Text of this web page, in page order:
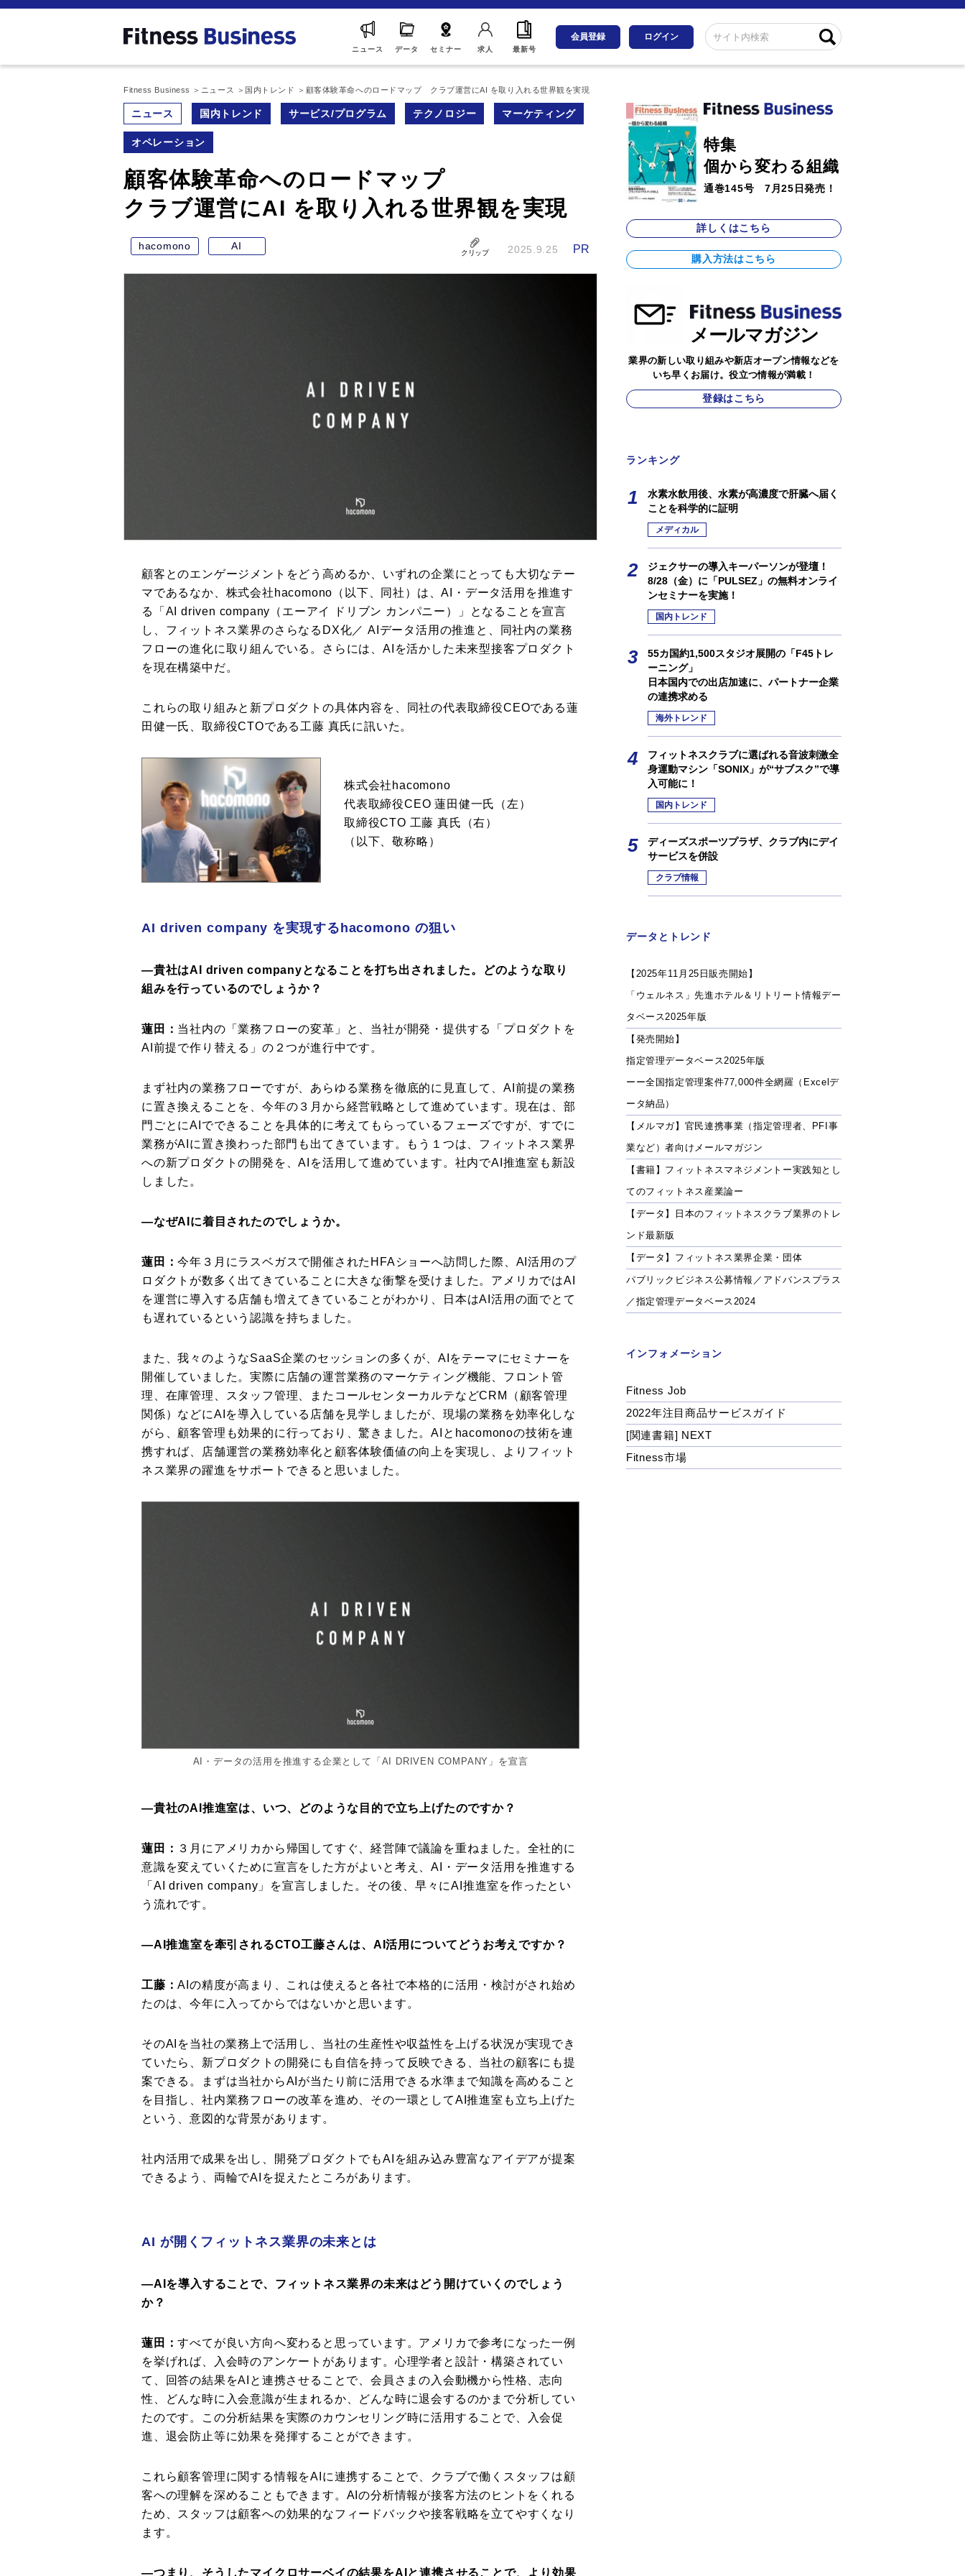
ニュース データ セミナー 求人 最新号
会員登録 ログイン
Fitness Business ニュース 国内トレンド 顧客体験革命へのロードマップ クラブ運営にAI を取り入れる世界観を実現
ニュース 国内トレンド サービス/プログラム テクノロジー マーケティング
オペレーション
顧客体験革命へのロードマップ
クラブ運営にAI を取り入れる世界観を実現
hacomono AI
クリップ 2025.9.25 PR
顧客とのエンゲージメントをどう高めるか、いずれの企業にとっても大切なテー
マであるなか、株式会社hacomono（以下、同社）は、AI・データ活用を推進す
る「AI driven company（エーアイ ドリブン カンパニー）」となることを宣言
し、フィットネス業界のさらなるDX化／ AIデータ活用の推進と、同社内の業務
フローの進化に取り組んでいる。さらには、AIを活かした未来型接客プロダクト
を現在構築中だ。
これらの取り組みと新プロダクトの具体内容を、同社の代表取締役CEOである蓮
田健一氏、取締役CTOである工藤 真氏に訊いた。
株式会社hacomono
代表取締役CEO 蓮田健一氏（左）
取締役CTO 工藤 真氏（右）
（以下、敬称略）
AI driven company を実現するhacomono の狙い
―貴社はAI driven companyとなることを打ち出されました。どのような取り
組みを行っているのでしょうか？
蓮田： 当社内の「業務フローの変革」と、当社が開発・提供する「プロダクトを
AI前提で作り替える」の２つが進行中です。
まず社内の業務フローですが、あらゆる業務を徹底的に見直して、AI前提の業務
に置き換えることを、今年の３月から経営戦略として進めています。現在は、部
門ごとにAIでできることを具体的に考えてもらっているフェーズですが、すでに
業務がAIに置き換わった部門も出てきています。もう１つは、フィットネス業界
への新プロダクトの開発を、AIを活用して進めています。社内でAI推進室も新設
しました。
―なぜAIに着目されたのでしょうか。
蓮田：今年３月にラスベガスで開催されたHFAショーへ訪問した際、AI活用のプ
ロダクトが数多く出てきていることに大きな衝撃を受けました。アメリカではAI
を運営に導入する店舗も増えてきていることがわかり、日本はAI活用の面でとて
も遅れているという認識を持ちました。
また、我々のようなSaaS企業のセッションの多くが、AIをテーマにセミナーを
開催していました。実際に店舗の運営業務のマーケティング機能、フロント管
理、在庫管理、スタッフ管理、またコールセンターカルテなどCRM（顧客管理
関係）などにAIを導入している店舗を見学しましたが、現場の業務を効率化しな
がら、顧客管理も効果的に行っており、驚きました。AIとhacomonoの技術を連
携すれば、店舗運営の業務効率化と顧客体験価値の向上を実現し、よりフィット
ネス業界の躍進をサポートできると思いました。
AI・データの活用を推進する企業として「AI DRIVEN COMPANY」を宣言
―貴社のAI推進室は、いつ、どのような目的で立ち上げたのですか？
蓮田： ３月にアメリカから帰国してすぐ、経営陣で議論を重ねました。全社的に
意識を変えていくために宣言をした方がよいと考え、AI・データ活用を推進する
「AI driven company」を宣言しました。その後、早々にAI推進室を作ったとい
う流れです。
―AI推進室を牽引されるCTO工藤さんは、AI活用についてどうお考えですか？
工藤：AIの精度が高まり、これは使えると各社で本格的に活用・検討がされ始め
たのは、今年に入ってからではないかと思います。
そのAIを当社の業務上で活用し、当社の生産性や収益性を上げる状況が実現でき
ていたら、新プロダクトの開発にも自信を持って反映できる、当社の顧客にも提
案できる。まずは当社からAIが当たり前に活用できる水準まで知識を高めること
を目指し、社内業務フローの改革を進め、その一環としてAI推進室も立ち上げた
という、意図的な背景があります。
社内活用で成果を出し、開発プロダクトでもAIを組み込み豊富なアイデアが提案
できるよう、両輪でAIを捉えたところがあります。
AI が開くフィットネス業界の未来とは
―AIを導入することで、フィットネス業界の未来はどう開けていくのでしょう
か？
蓮田：すべてが良い方向へ変わると思っています。アメリカで参考になった一例
を挙げれば、入会時のアンケートがあります。心理学者と設計・構築されてい
て、回答の結果をAIと連携させることで、会員さまの入会動機から性格、志向
性、どんな時に入会意識が生まれるか、どんな時に退会するのかまで分析してい
たのです。この分析結果を実際のカウンセリング時に活用することで、入会促
進、退会防止等に効果を発揮することができます。
これら顧客管理に関する情報をAIに連携することで、クラブで働くスタッフは顧
客への理解を深めることもできます。AIの分析情報が接客方法のヒントをくれる
ため、スタッフは顧客への効果的なフィードバックや接客戦略を立てやすくなり
ます。
―つまり、そうしたマイクロサーベイの結果をAIと連携させることで、より効果
特集
個から変わる組織
通巻145号 7月25日発売！
詳しくはこちら
購入方法はこちら
メールマガジン
業界の新しい取り組みや新店オープン情報などを
いち早くお届け。役立つ情報が満載！
登録はこちら
ランキング
水素水飲用後、水素が高濃度で肝臓へ届く
ことを科学的に証明
メディカル
ジェクサーの導入キーパーソンが登壇！
8/28（金）に「PULSEZ」の無料オンライ
ンセミナーを実施！
国内トレンド
55カ国約1,500スタジオ展開の「F45トレ
ーニング」
日本国内での出店加速に、パートナー企業
の連携求める
海外トレンド
フィットネスクラブに選ばれる音波刺激全
身運動マシン「SONIX」が“サブスク”で導
入可能に！
国内トレンド
ディーズスポーツプラザ、クラブ内にデイ
サービスを併設
クラブ情報
データとトレンド
【2025年11月25日販売開始】
「ウェルネス」先進ホテル＆リトリート情報デー
タベース2025年版
【発売開始】
指定管理データベース2025年版
ーー全国指定管理案件77,000件全網羅（Excelデ
ータ納品）
【メルマガ】官民連携事業（指定管理者、PFI事
業など）者向けメールマガジン
【書籍】フィットネスマネジメントー実践知とし
てのフィットネス産業論ー
【データ】日本のフィットネスクラブ業界のトレ
ンド最新版
【データ】フィットネス業界企業・団体
パブリックビジネス公募情報／アドバンスプラス
／指定管理データベース2024
インフォメーション
Fitness Job
2022年注目商品サービスガイド
[関連書籍] NEXT
Fitness市場